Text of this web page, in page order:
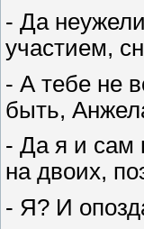
- Да
участием,
- А тебе не
быть,
- Да я и сам
на двоих,
- Я? И